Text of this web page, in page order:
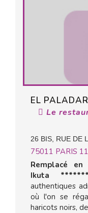
EL PALADAR
Le
26 BIS, RUE DE
75011 PARIS
Remplacé
Ikuta
authentiques
où l'on se
haricots noirs,